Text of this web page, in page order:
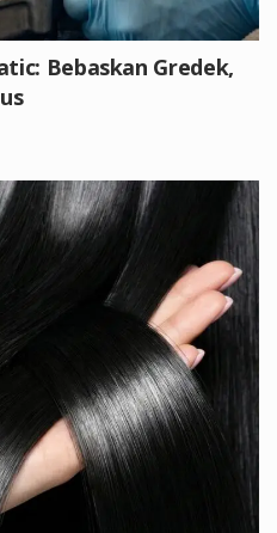
Bebaskan Gredek,